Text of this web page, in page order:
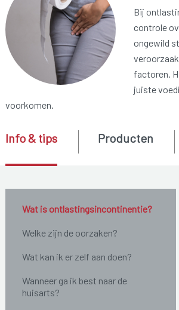
Bij
controle
ongewild
factoren.
juiste
voorkomen.
Wat is ontlastingsincontinentie?
Welke zijn de oorzaken?
Wat kan ik er zelf aan doen?
Wanneer ga ik best naar de
huisarts?
Info & tips Producten